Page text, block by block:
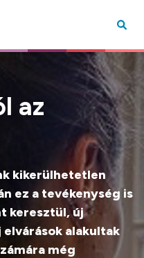
az
kikerülhetetlen
ez a tevékenység is
keresztül, új
alakultak
még